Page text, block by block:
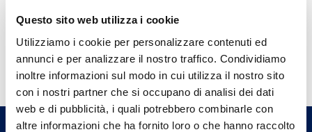
Questo sito web utilizza i cookie
Utilizziamo i cookie per personalizzare contenuti ed
annunci e per analizzare il nostro traffico. Condividiamo
inoltre informazioni sul modo in cui utilizza il nostro sito
con i nostri partner che si occupano di analisi dei dati
web e di pubblicità, i quali potrebbero combinarle con
altre informazioni che ha fornito loro o che hanno raccolto
Hai bisogno di
informazioni?
Trova l'Agenzia più vicina a te e parla con
un nostro Agente.